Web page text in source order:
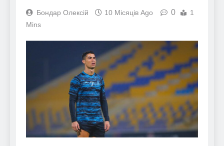
Бондар Олексій 10 Місяців Ago 0
1
Mins